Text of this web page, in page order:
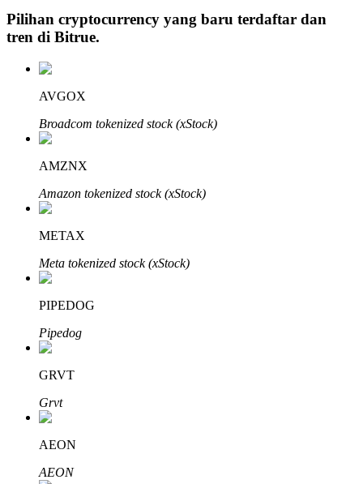
Investasi Otomatis
Raih keuntungan jangka panjang dan kepentingan fleksibel
Pelajari Staking
Pilihan cryptocurrency yang baru terdaftar dan
tren di Bitrue.
AVGOX
Broadcom tokenized stock (xStock)
AMZNX
Amazon tokenized stock (xStock)
METAX
Meta tokenized stock (xStock)
PIPEDOG
Pipedog
GRVT
Grvt
AEON
AEON